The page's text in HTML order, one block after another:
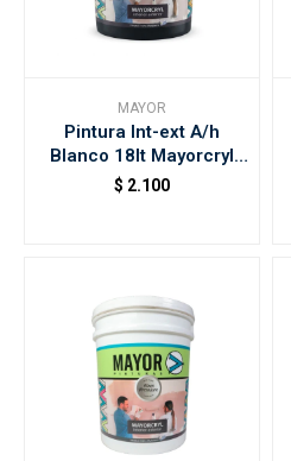
MAYOR
Pintura Int-ext A/h
Blanco 18lt Mayorcryl
Edicion Limitada
$ 2.100